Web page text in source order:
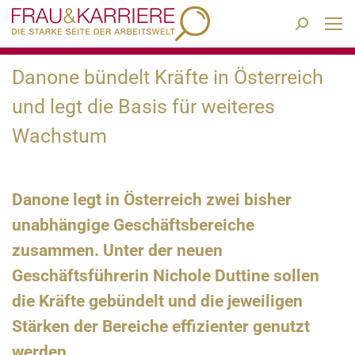
Search:
Danone bündelt Kräfte in Österreich
und legt die Basis für weiteres
Wachstum
Danone legt in Österreich zwei bisher
unabhängige Geschäftsbereiche
zusammen. Unter der neuen
Geschäftsführerin Nichole Duttine sollen
die Kräfte gebündelt und die jeweiligen
Stärken der Bereiche effizienter genutzt